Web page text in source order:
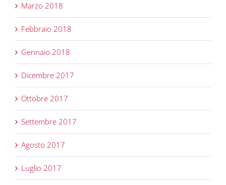
Marzo 2018
Febbraio 2018
Gennaio 2018
Dicembre 2017
Ottobre 2017
Settembre 2017
Agosto 2017
Luglio 2017